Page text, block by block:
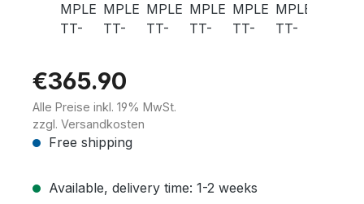
€365.90
Alle Preise inkl. 19% MwSt.
zzgl. Versandkosten
Free shipping
Available, delivery time: 1-2 weeks